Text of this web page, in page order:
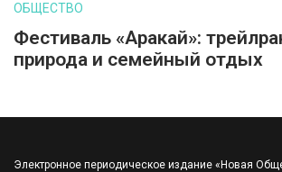
ОБЩЕСТВО
Фестиваль «Аракай»:
природа и семейный отдых
Электронное периодическое издание «Новая